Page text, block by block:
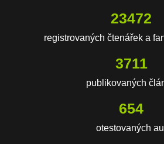
23472
registrovaných čtenářek a
3711
publikovaných
654
otestovaných